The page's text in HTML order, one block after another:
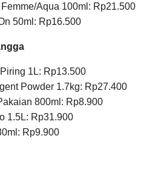
Aqua 100ml: Rp21.500
50ml: Rp16.500
1L: Rp13.500
Powder 1.7kg: Rp27.400
800ml: Rp8.900
1.5L: Rp31.900
Rp9.900